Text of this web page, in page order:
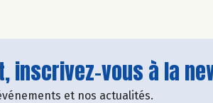
inscrivez-vous à la
et nos actualités.